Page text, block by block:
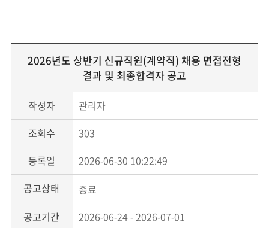
2026년도 상반기 신규직원(계약직) 채용 면접전형
결과 및 최종합격자 공고
작성자
관리자
조회수
303
등록일
2026-06-30 10:22:49
공고상태
종료
공고기간
2026-06-24 - 2026-07-01